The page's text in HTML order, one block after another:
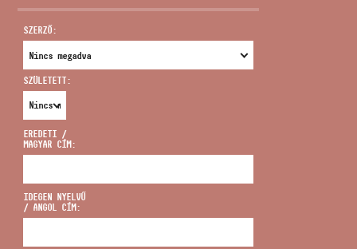
VIDEÓ GALÉRIA
CÍM
SZERZŐ:
SZÜLETETT:
EREDETI /
MAGYAR CÍM:
IDEGEN NYELVŰ
/ ANGOL CÍM: